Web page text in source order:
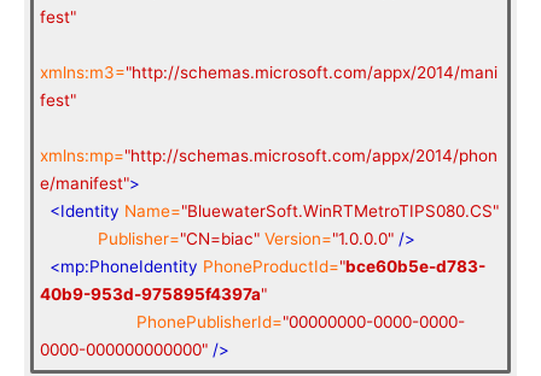
fest"
xmlns:m3="http://schemas.microsoft.com/appx/2014/mani
fest"
xmlns:mp="http://schemas.microsoft.com/appx/2014/phon
e/manifest">
<Identity Name="BluewaterSoft.WinRTMetroTIPS080.CS"
Publisher="CN=biac" Version="1.0.0.0" />
<mp:PhoneIdentity PhoneProductId="bce60b5e-d783-
40b9-953d-975895f4397a"
PhonePublisherId="00000000-0000-0000-
0000-000000000000" />